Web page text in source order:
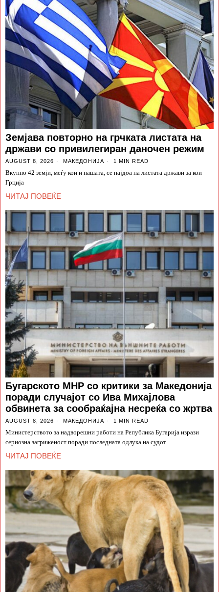
Земјава повторно на грчката листата на
држави со привилегиран даночен режим
AUGUST 8, 2026 МАКЕДОНИЈА 1 MIN READ
Вкупно 42 земји, меѓу кои и нашата, се најдоа на листата држави за кои
Грција
ЧИТАЈ ПОВЕЌЕ
Бугарското МНР со критики за Македонија
поради случајот со Ива Михајлова
обвинета за сообраќајна несреќа со жртва
AUGUST 8, 2026 МАКЕДОНИЈА 1 MIN READ
Министерството за надворешни работи на Република Бугарија изрази
сериозна загриженост поради последната одлука на судот
ЧИТАЈ ПОВЕЌЕ